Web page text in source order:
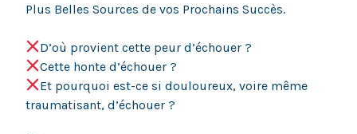
Plus Belles Sources de vos Prochains Succès.
D’où provient cette peur d’échouer ?
Cette honte d’échouer ?
Et pourquoi est-ce si douloureux, voire même
traumatisant, d’échouer ?